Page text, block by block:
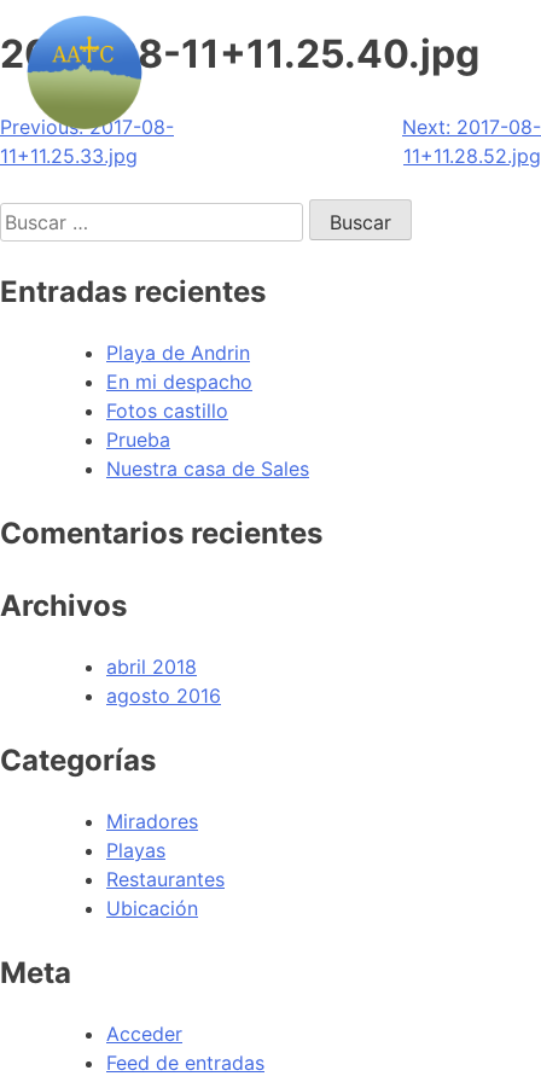
2017-08-11+11.25.40.jpg
Navegación
de
entradas
Previous: 2017-08-
11+11.25.33.jpg
Next: 2017-08-
11+11.28.52.jpg
Buscar:
Entradas recientes
Playa de Andrin
En mi despacho
Fotos castillo
Prueba
Nuestra casa de Sales
Comentarios recientes
Archivos
abril 2018
agosto 2016
Categorías
Miradores
Playas
Restaurantes
Ubicación
Meta
Acceder
Feed de entradas